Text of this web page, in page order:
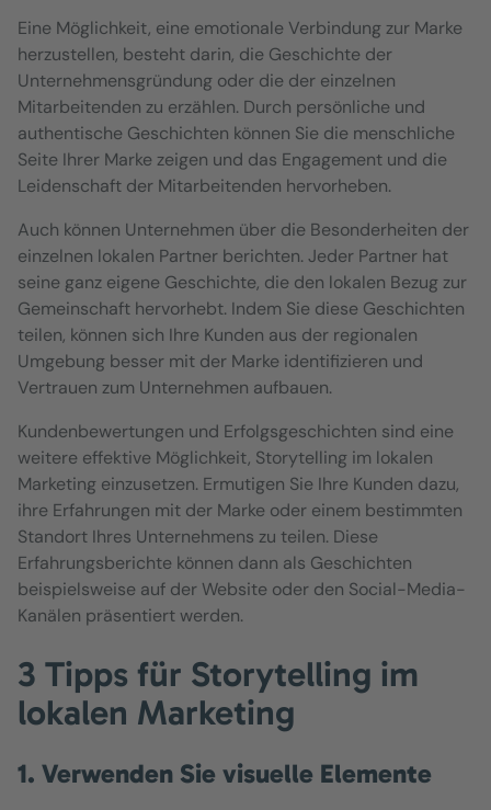
Eine Möglichkeit, eine emotionale Verbindung zur Marke
herzustellen, besteht darin, die Geschichte der
Unternehmensgründung oder die der einzelnen
Mitarbeitenden zu erzählen. Durch persönliche und
authentische Geschichten können Sie die menschliche
Seite Ihrer Marke zeigen und das Engagement und die
Leidenschaft der Mitarbeitenden hervorheben.
Auch können Unternehmen über die Besonderheiten der
einzelnen lokalen Partner berichten. Jeder Partner hat
seine ganz eigene Geschichte, die den lokalen Bezug zur
Gemeinschaft hervorhebt. Indem Sie diese Geschichten
teilen, können sich Ihre Kunden aus der regionalen
Umgebung besser mit der Marke identifizieren und
Vertrauen zum Unternehmen aufbauen.
Kundenbewertungen und Erfolgsgeschichten sind eine
weitere effektive Möglichkeit, Storytelling im lokalen
Marketing einzusetzen. Ermutigen Sie Ihre Kunden dazu,
ihre Erfahrungen mit der Marke oder einem bestimmten
Standort Ihres Unternehmens zu teilen. Diese
Erfahrungsberichte können dann als Geschichten
beispielsweise auf der Website oder den Social-Media-
Kanälen präsentiert werden.
3 Tipps für Storytelling im
lokalen Marketing
1. Verwenden Sie visuelle Elemente